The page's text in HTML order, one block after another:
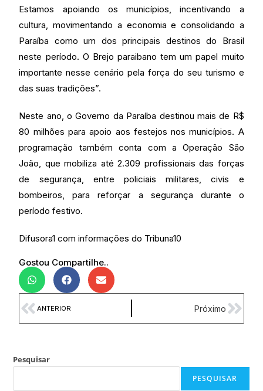
Estamos apoiando os municípios, incentivando a
cultura, movimentando a economia e consolidando a
Paraíba como um dos principais destinos do Brasil
neste período. O Brejo paraibano tem um papel muito
importante nesse cenário pela força do seu turismo e
das suas tradições”.
Neste ano, o Governo da Paraíba destinou mais de R$
80 milhões para apoio aos festejos nos municípios. A
programação também conta com a Operação São
João, que mobiliza até 2.309 profissionais das forças
de segurança, entre policiais militares, civis e
bombeiros, para reforçar a segurança durante o
período festivo.
Difusora1 com informações do Tribuna10
Gostou Compartilhe..
ANTERIOR Próximo
Pesquisar
PESQUISAR